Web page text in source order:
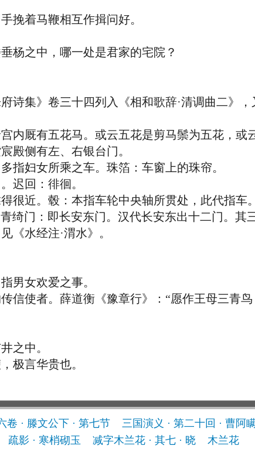
着马鞭相互作揖问好。
之中，哪一处是君家的宅院？
集》卷三十四列入《相和歌辞·清调曲二》，
厩有五花马。或云五花是剪马鬃为五花，或
侧有左、右银台门。
妇女所乘之车。珠箔：车窗上的珠帘。
回：徘徊。
近。毂：本指车轮中央轴所贯处，此代指车
门：即长安东门。汉代长安东出十二门。其
《水经注·渭水》。
女欢爱之事。
使者。薛道衡《豫章行》：“愿作王母三青鸟
之中。
言华贵也。
卷 · 滕文公下 · 第七节
三国演义 · 第二十回 · 曹阿
疏影 · 寒梢砌玉 减字木兰花 · 其七 · 晓 木兰花